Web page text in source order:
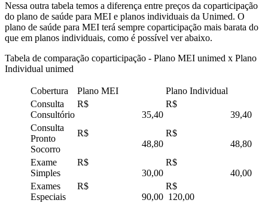
Nessa outra tabela temos a diferença entre preços da coparticipação
do plano de saúde para MEI e planos individuais da Unimed. O
plano de saúde para MEI terá sempre coparticipação mais barata do
que em planos individuais, como é possível ver abaixo.
Tabela de comparação coparticipação - Plano MEI unimed x Plano
Individual unimed
Cobertura Plano MEI
Plano Individual
Consulta
Consultório
R$
35,40
R$
39,40
Consulta
Pronto
Socorro
R$
48,80
R$
48,80
Exame
Simples
R$
30,00
R$
40,00
Exames
Especiais
R$
90,00
R$
120,00